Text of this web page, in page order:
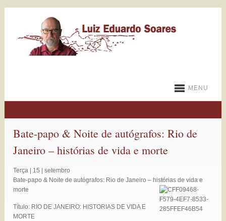
MENU
Bate-papo & Noite de autógrafos: Rio de
Janeiro – histórias de vida e morte
Terça | 15 | setembro
Bate-papo & Noite de autógrafos: Rio de Janeiro – histórias de vida e
morte
Título: RIO DE JANEIRO: HISTORIAS DE VIDA E
MORTE